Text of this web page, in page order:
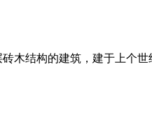
砖木结构的建筑，建于上个